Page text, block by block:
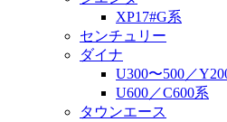
XP17#G系
センチュリー
ダイナ
U300〜500／
U600／C600系
タウンエース